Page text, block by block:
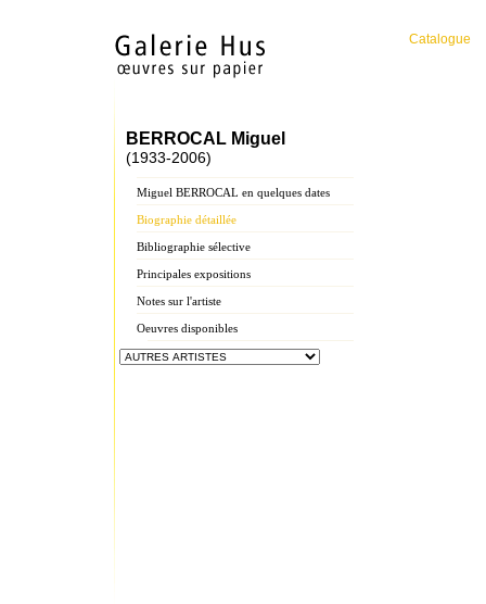
Catalogue
BERROCAL Miguel
(1933-2006)
Miguel BERROCAL en quelques dates
Biographie détaillée
Bibliographie sélective
Principales expositions
Notes sur l'artiste
Oeuvres disponibles